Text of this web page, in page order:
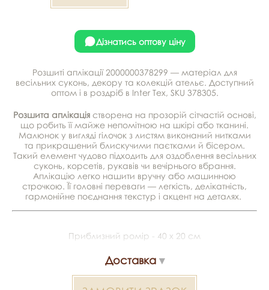
Дізнатись оптову ціну
Розшиті аплікації 2000000378299 — матеріал для
весільних суконь, декору та колекцій ательє. Доступний
оптом і в роздріб в Inter Tex, SKU 378305.
Розшита аплікаціястворена на прозорій сітчастій основі,
що робить її майже непомітною на шкірі або тканині.
Малюнок у вигляді гілочок з листям виконаний нитками
та прикрашений блискучими паєтками й бісером.
Такий елемент чудово підходить для оздоблення весільних
суконь, корсетів, рукавів чи вечірнього вбрання.
Аплікацію легко нашити вручну або машинною
строчкою. Її головні переваги — легкість, делікатність,
гармонійне поєднання текстур і акцент на деталях.
Приблизний ромір - 40 х 20 см
Виробник - Тайвань
Матеріал - 100% поліестер
Доставка